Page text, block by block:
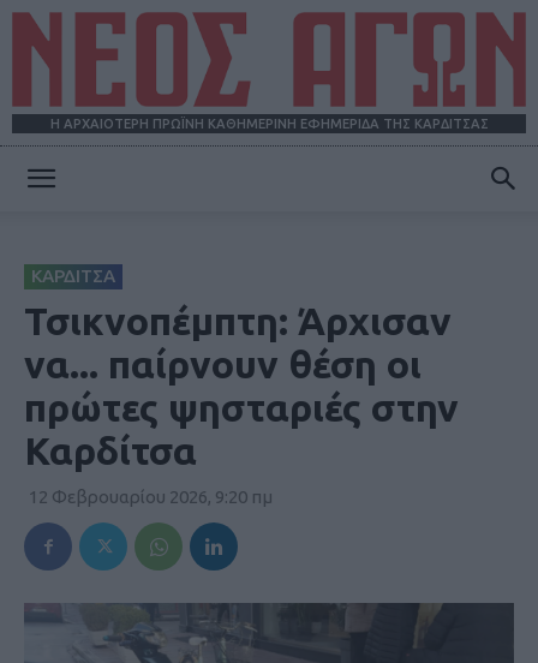
Η ΑΡΧΑΙΟΤΕΡΗ ΠΡΩΪΝΗ ΚΑΘΗΜΕΡΙΝΗ ΕΦΗΜΕΡΙΔΑ ΤΗΣ ΚΑΡΔΙΤΣΑΣ
ΚΑΡΔΙΤΣΑ
Τσικνοπέμπτη: Άρχισαν
να... παίρνουν θέση οι
πρώτες ψησταριές στην
Καρδίτσα
12 Φεβρουαρίου 2026, 9:20 πμ